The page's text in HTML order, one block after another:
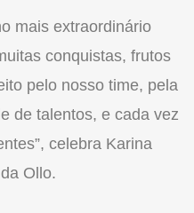
mais extraordinário
conquistas, frutos
pelo nosso time, pela
de talentos, e cada vez
celebra Karina
Ollo.